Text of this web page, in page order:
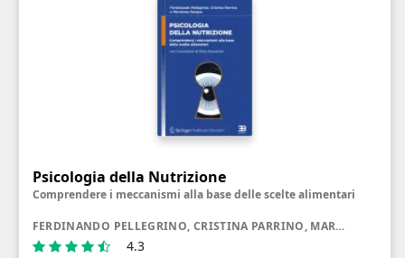
Psicologia della Nutrizione
Comprendere i meccanismi alla base delle scelte alimentari
FERDINANDO PELLEGRINO, CRISTINA PARRINO, MARIANNA PASQUA
4.3